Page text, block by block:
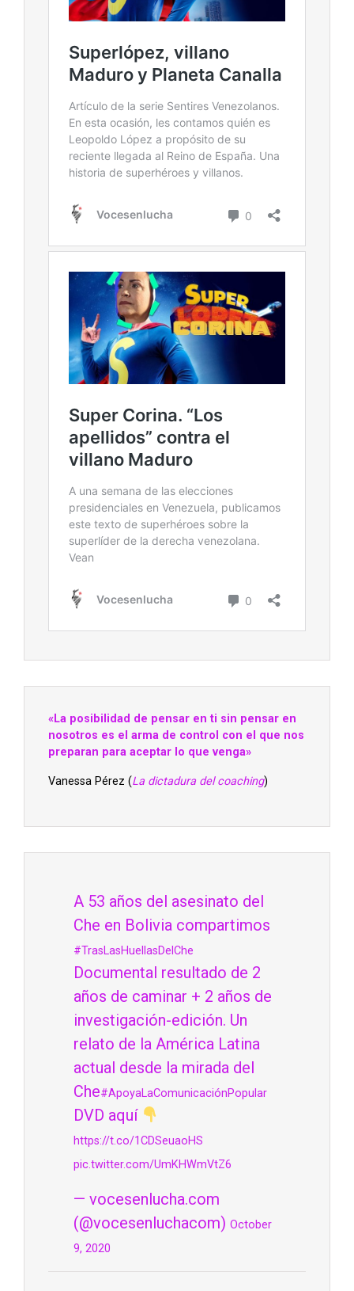
«La posibilidad de pensar en ti sin pensar en
nosotros es el arma de control con el que nos
preparan para aceptar lo que venga»
Vanessa Pérez (La dictadura del coaching)
A 53 años del asesinato del
Che en Bolivia compartimos
#TrasLasHuellasDelChe
Documental resultado de 2
años de caminar + 2 años de
investigación-edición. Un
relato de la América Latina
actual desde la mirada del
Che#ApoyaLaComunicaciónPopular
DVD aquí
https://t.co/1CDSeuaoHS
pic.twitter.com/UmKHWmVtZ6
— vocesenlucha.com
(@vocesenluchacom) October
9, 2020